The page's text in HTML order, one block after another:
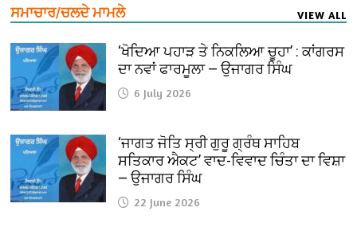
ਸਮਾਚਾਰ/ਚਲਦੇ ਮਾਮਲੇ VIEW ALL
‘ਖੋਦਿਆ ਪਹਾੜ ਤੇ ਨਿਕਲਿਆ ਚੂਹਾ’ : ਕਾਂਗਰਸ
ਦਾ ਨਵਾਂ ਫਾਰਮੂਲਾ — ਉਜਾਗਰ ਸਿੰਘ
6 July 2026
‘ਜਾਗਤ ਜੋਤਿ ਸ੍ਰੀ ਗੁਰੂ ਗ੍ਰੰਥ ਸਾਹਿਬ
ਸਤਿਕਾਰ ਐਕਟ’ ਵਾਦ-ਵਿਵਾਦ ਚਿੰਤਾ ਦਾ ਵਿਸ਼ਾ
— ਉਜਾਗਰ ਸਿੰਘ
22 June 2026